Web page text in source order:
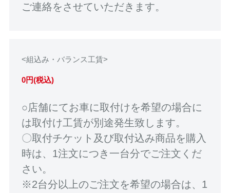
ご連絡をさせていただきます。
<組込み・バランス工賃>
0円(税込)
○店舗にてお車に取付けを希望の場合に
は取付け工賃が別途発生致します。
〇取付チケット及び取付込み商品を購入
時は、1注文につき一台分でご注文くだ
さい。
※2台分以上のご注文を希望の場合は、1